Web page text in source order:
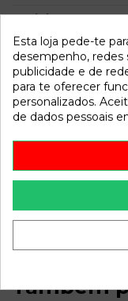
Modelo
Referência 811088
Disponível a partir
Descrição
Recambio de
turbodiesel cat |
Também
Esta loja pede-te
desempenho, redes
publicidade e de
para te oferecer
personalizados.
de dados pessoais